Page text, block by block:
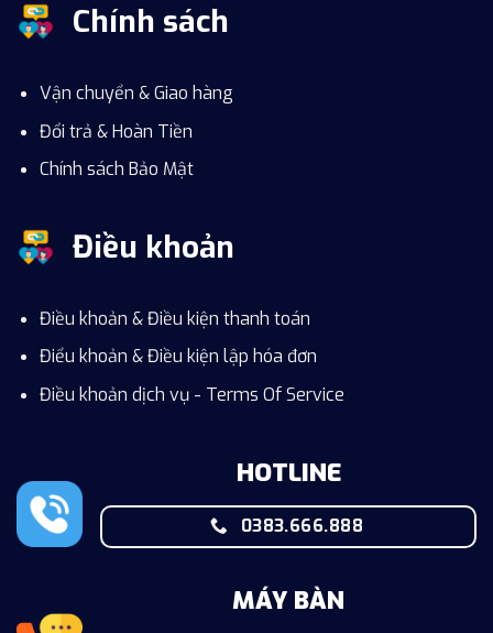
Chính sách
Vận chuyển & Giao hàng
Đổi trả & Hoàn Tiền
Chính sách Bảo Mật
Điều khoản
Điều khoản & Điều kiện thanh toán
Điểu khoản & Điều kiện lập hóa đơn
Điều khoản dịch vụ - Terms Of Service
HOTLINE
0383.666.888
MÁY BÀN